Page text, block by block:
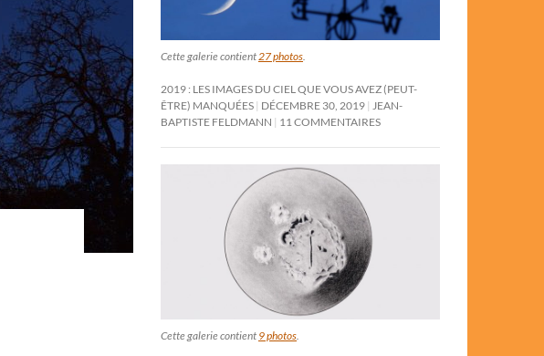
Cette galerie contient27 photos.
2019 : LES IMAGES DU CIEL QUE VOUS AVEZ (PEUT-
ÊTRE) MANQUÉES DÉCEMBRE 30, 2019 JEAN-
BAPTISTE FELDMANN
11 COMMENTAIRES
Cette galerie contient 9 photos